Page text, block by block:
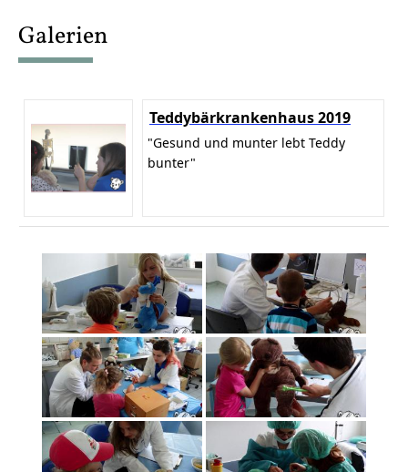
Galerien
Teddybärkrankenhaus 2019
"Gesund und munter lebt Teddy
bunter"